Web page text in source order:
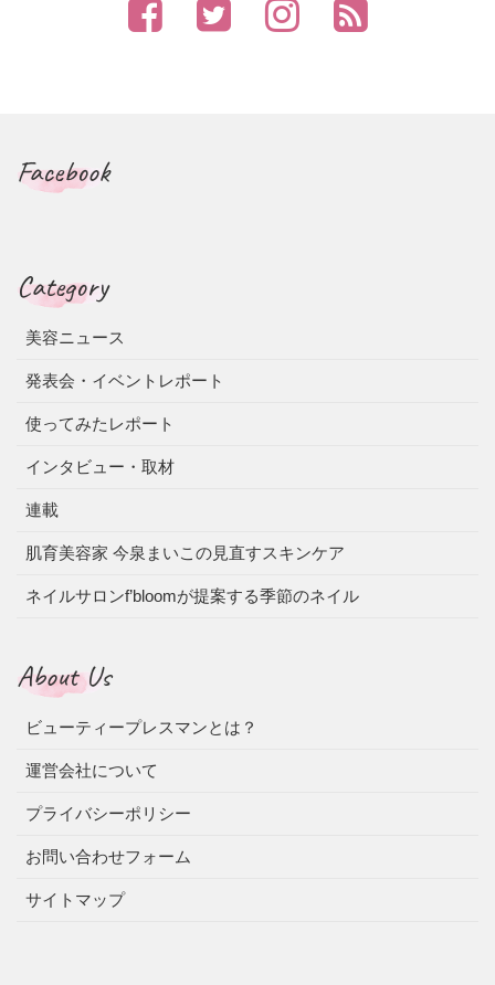
Facebook
Category
美容ニュース
発表会・イベントレポート
使ってみたレポート
インタビュー・取材
連載
肌育美容家 今泉まいこの見直すスキンケア
ネイルサロンf’bloomが提案する季節のネイル
About Us
ビューティープレスマンとは？
運営会社について
プライバシーポリシー
お問い合わせフォーム
サイトマップ